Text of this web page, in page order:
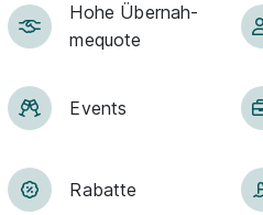
Hohe Über­nah­
me­quote
Events
Rabatte